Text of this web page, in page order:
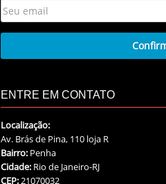
ENTRE EM CONTATO
Localização:
Av. Brás de Pina, 110 loja R
Bairro: Penha
Cidade: Rio de Janeiro-RJ
CEP:21070032